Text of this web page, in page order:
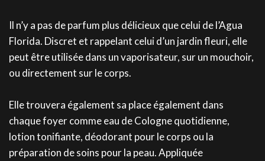
Il n’y a pas de parfum plus délicieux que celui de l’Agua
Florida. Discret et rappelant celui d’un jardin fleuri, elle
peut être utilisée dans un vaporisateur, sur un mouchoir,
ou directement sur le corps.
Elle trouvera également sa place également dans
chaque foyer comme eau de Cologne quotidienne,
lotion tonifiante, déodorant pour le corps ou la
préparation de soins pour la peau. Appliquée